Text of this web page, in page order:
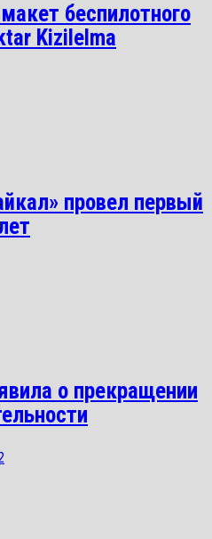
беспилотного
Kizilelma
провел первый
о прекращении